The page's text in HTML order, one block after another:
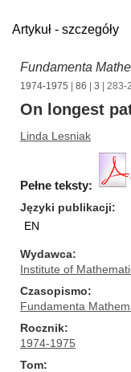
Artykuł - szczegóły
Fundamenta
1974-1975 86 3 | 283-
On longest
Linda Lesniak
Pełne teksty:
Języki publikacji
EN
Wydawca
Institute of
Czasopismo
Fundamenta
Rocznik
1974-1975
Tom